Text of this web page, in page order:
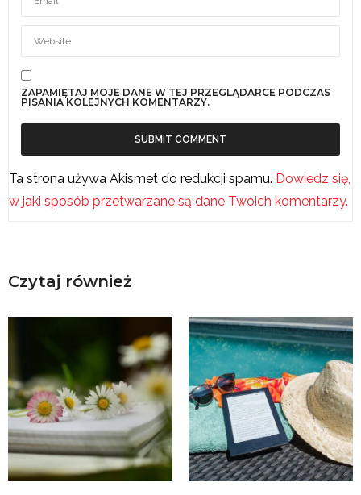
ZAPAMIĘTAJ MOJE DANE W TEJ PRZEGLĄDARCE PODCZAS
PISANIA KOLEJNYCH KOMENTARZY.
Ta strona używa Akismet do redukcji spamu. Dowiedz się,
w jaki sposób przetwarzane są dane Twoich komentarzy.
Czytaj również